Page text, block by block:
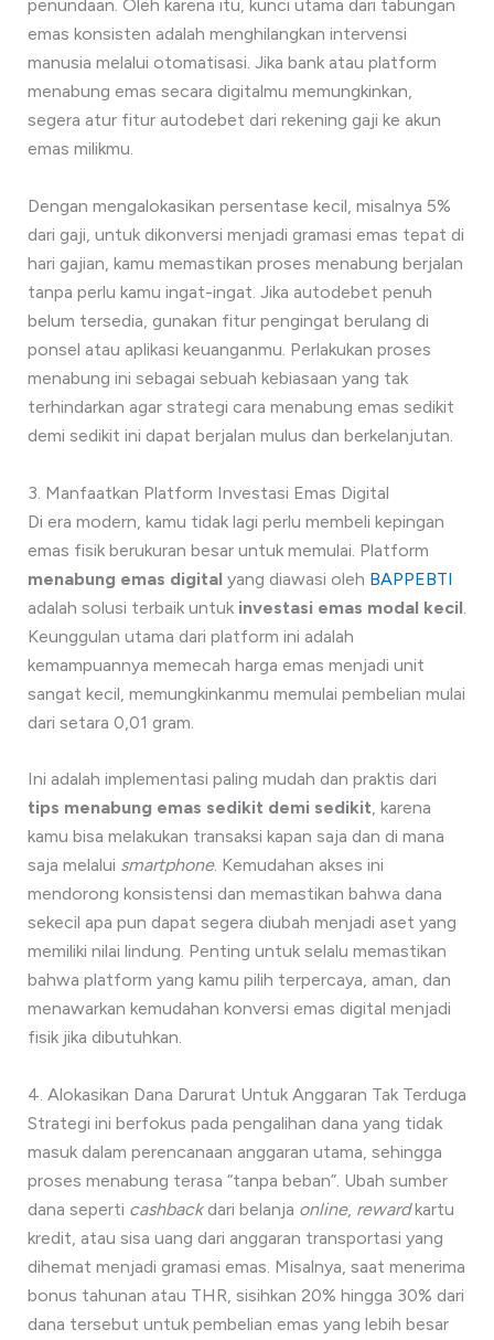
penundaan. Oleh karena itu, kunci utama dari tabungan
emas konsisten adalah menghilangkan intervensi
manusia melalui otomatisasi. Jika bank atau platform
menabung emas secara digitalmu memungkinkan,
segera atur fitur autodebet dari rekening gaji ke akun
emas milikmu.
Dengan mengalokasikan persentase kecil, misalnya 5%
dari gaji, untuk dikonversi menjadi gramasi emas tepat di
hari gajian, kamu memastikan proses menabung berjalan
tanpa perlu kamu ingat-ingat. Jika autodebet penuh
belum tersedia, gunakan fitur pengingat berulang di
ponsel atau aplikasi keuanganmu. Perlakukan proses
menabung ini sebagai sebuah kebiasaan yang tak
terhindarkan agar strategi cara menabung emas sedikit
demi sedikit ini dapat berjalan mulus dan berkelanjutan.
3. Manfaatkan Platform Investasi Emas Digital
Di era modern, kamu tidak lagi perlu membeli kepingan
emas fisik berukuran besar untuk memulai. Platform
menabung emas digital yang diawasi oleh BAPPEBTI
adalah solusi terbaik untuk investasi emas modal kecil
Keunggulan utama dari platform ini adalah
kemampuannya memecah harga emas menjadi unit
sangat kecil, memungkinkanmu memulai pembelian mulai
dari setara 0,01 gram.
Ini adalah implementasi paling mudah dan praktis dari
tips menabung emas sedikit demi sedikit, karena
kamu bisa melakukan transaksi kapan saja dan di mana
saja melalui smartphone. Kemudahan akses ini
mendorong konsistensi dan memastikan bahwa dana
sekecil apa pun dapat segera diubah menjadi aset yang
memiliki nilai lindung. Penting untuk selalu memastikan
bahwa platform yang kamu pilih terpercaya, aman, dan
menawarkan kemudahan konversi emas digital menjadi
fisik jika dibutuhkan.
4. Alokasikan Dana Darurat Untuk Anggaran Tak Terduga
Strategi ini berfokus pada pengalihan dana yang tidak
masuk dalam perencanaan anggaran utama, sehingga
proses menabung terasa “tanpa beban”. Ubah sumber
dana seperti cashbackdari belanja online, rewardkartu
kredit, atau sisa uang dari anggaran transportasi yang
dihemat menjadi gramasi emas. Misalnya, saat menerima
bonus tahunan atau THR, sisihkan 20% hingga 30% dari
dana tersebut untuk pembelian emas yang lebih besar